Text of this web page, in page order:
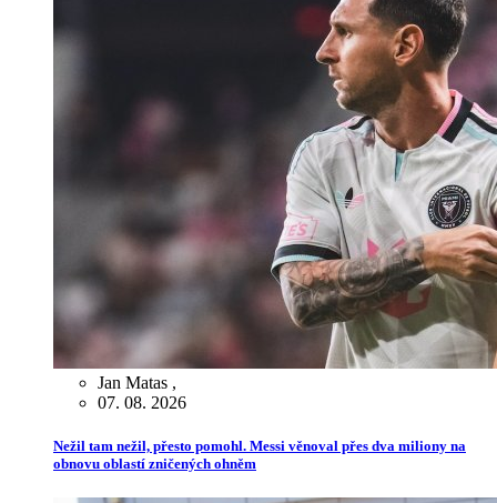
Jan Matas ,
07. 08. 2026
Nežil tam nežil, přesto pomohl. Messi věnoval přes dva miliony na
obnovu oblastí zničených ohněm